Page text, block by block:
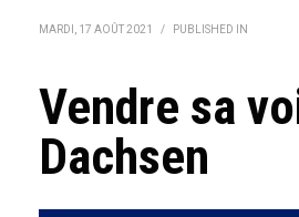
MARDI, 17 AOÛT 2021 / PUBLISHED IN
Vendre sa
Dachsen